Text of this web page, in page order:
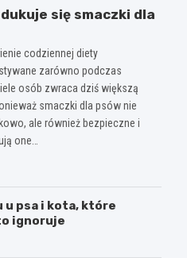
się smaczki dla
codziennej diety
zarówno podczas
osób zwraca dziś większą
smaczki dla psów nie
ale również bezpieczne i
one…
u psa i kota, które
ignoruje